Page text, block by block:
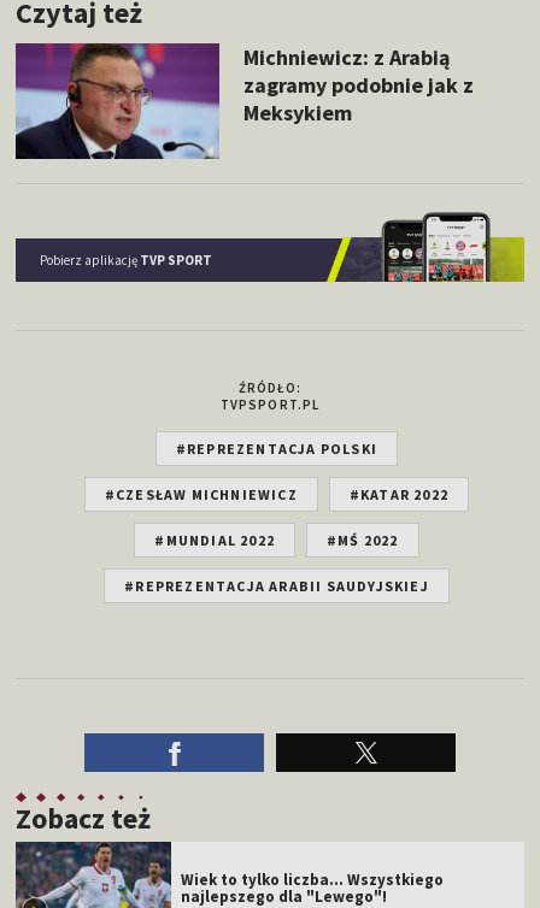
Czytaj też
Michniewicz: z Arabią
zagramy podobnie jak z
Meksykiem
Pobierz aplikację TVP SPORT
ŹRÓDŁO:
TVPSPORT.PL
#REPREZENTACJA POLSKI
#CZESŁAW MICHNIEWICZ #KATAR 2022
#MUNDIAL 2022 #MŚ 2022
#REPREZENTACJA ARABII SAUDYJSKIEJ
Zobacz też
Wiek to tylko liczba... Wszystkiego
najlepszego dla "Lewego"!